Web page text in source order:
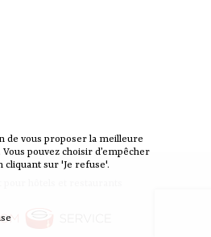
de vous proposer la meilleure
pouvez choisir d’empêcher
cliquant sur 'Je refuse'.